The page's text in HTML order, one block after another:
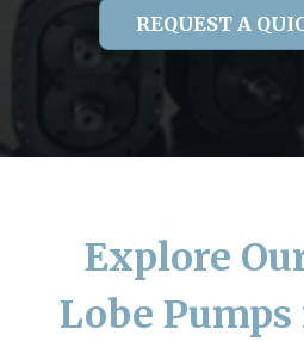
REQUEST A
Explore
Lobe